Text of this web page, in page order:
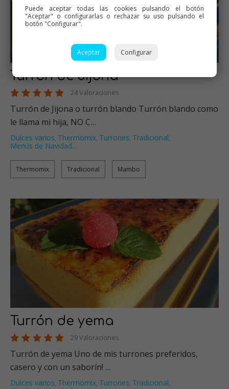
Turrón de Jijona
24 Valoraciones
Turrón de Jijona o turrón blando Turrón blando como
le llama mi hija, NO C…
Dulces varios, Thermomix, Turrones, Tradicional,
Menús de Navidad…
Thermomix Tradicional Mambo
Turrón de yema
29 Valoraciones
Turrón de yema Uno de mis turrones preferidos,
casero y con un saborín! …
Dulces varios, Thermomix, Turrones, Tradicional,
Puede aceptar todas las cookies pulsando el botón
"Aceptar" o configurarlas o rechazar su uso pulsando el
botón "Configurar".
Aceptar Configurar